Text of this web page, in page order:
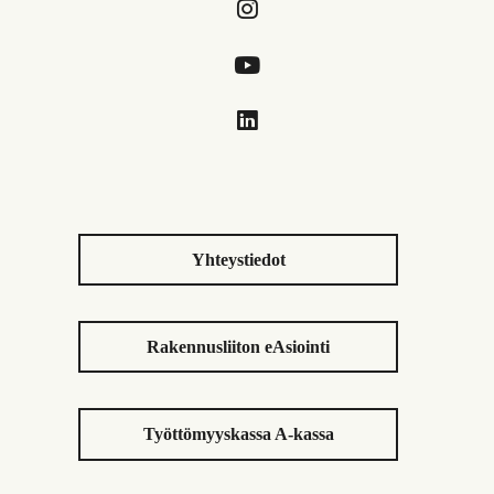
Yhteystiedot
Rakennusliiton eAsiointi
Työttömyyskassa A-kassa